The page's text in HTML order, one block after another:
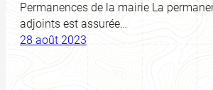
Permanences de la mairie La
adjoints est assurée…
28 août 2023